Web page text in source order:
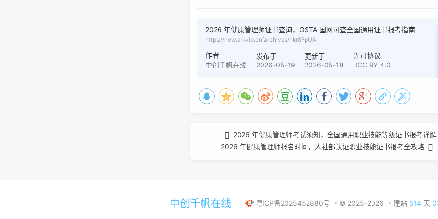
2026 年健康管理师证书查询，OSTA 国网可查全国通用证书报考指南
https://new.arkvip.cn/archives/hkr8FpUA
作者
中创千帆在线
发布于
2026-05-19
更新于
2026-05-18
许可协议
CC BY 4.0
2026 年健康管理师考试须知，全国通用职业技能等级证书报考详解
2026 年健康管理师报名时间，人社部认证职业技能证书报考全攻略
中创千帆在线 粤ICP备2025452880号 © 2025-2026 建站 514 天